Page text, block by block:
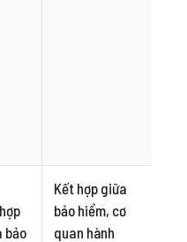
bảo
Kết hợp giữa
bảo hiểm, cơ
quan hành